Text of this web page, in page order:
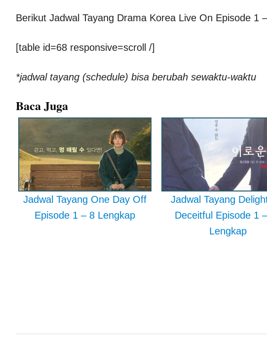
Berikut Jadwal Tayang Drama Korea Live On Episode 1
[table id=68 responsive=scroll /]
*jadwal tayang (schedule) bisa berubah sewaktu-waktu
Baca Juga
Jadwal Tayang One Day Off
Episode 1 – 8 Lengkap
Jadwal Tayang
Deceitful Episode 1
Lengkap